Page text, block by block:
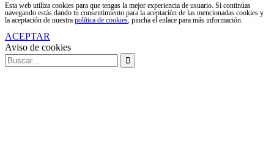
Esta web utiliza cookies para que tengas la mejor experiencia de usuario. Si continúas
navegando estás dando tu consentimiento para la aceptación de las mencionadas cookies y
la aceptación de nuestra política de cookies, pincha el enlace para más información.
ACEPTAR
Aviso de cookies